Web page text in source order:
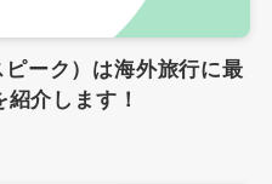
ーク）は海外旅行に最
介します！